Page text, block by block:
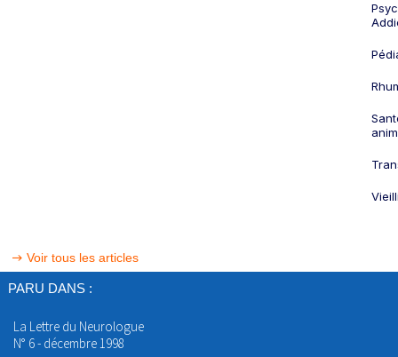
Voir tous les articles
PARU DANS :
La Lettre du Neurologue
N° 6 - décembre 1998